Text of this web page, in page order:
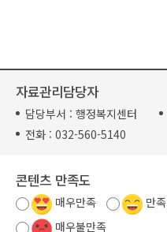
자료관리담당자
담당부서 : 행정복지센터
전화 : 032-560-5140
콘텐츠 만족도
매우만족 만족
매우불만족